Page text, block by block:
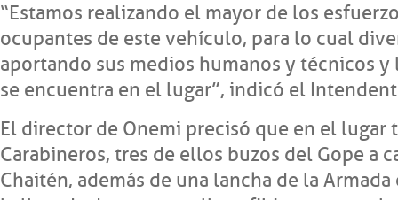
“Estamos realizando el mayor de los
ocupantes de este vehículo, para lo cual
aportando sus medios humanos y técnicos y
se encuentra en el lugar”, indicó el
El director de Onemi precisó que en el lugar
Carabineros, tres de ellos buzos del Gope a
Chaitén, además de una lancha de la